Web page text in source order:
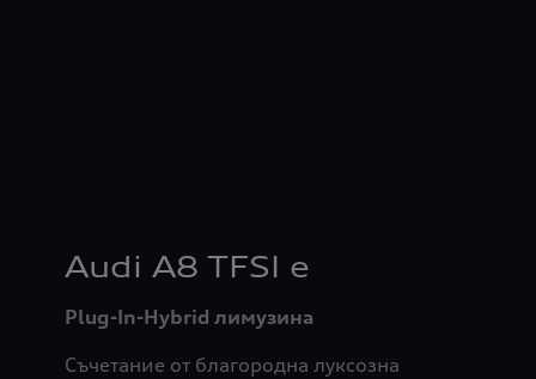
Audi A8 TFSI e
Plug-In-Hybrid лимузина
Съчетание от благородна луксозна